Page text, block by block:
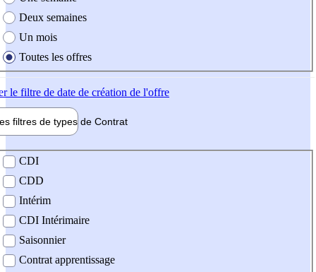
Deux semaines
Un mois
Toutes les offres
le filtre de date de création de l'offre
filtres de types de Contrat
contrat
CDI
CDD
Intérim
CDI Intérimaire
Saisonnier
Contrat apprentissage